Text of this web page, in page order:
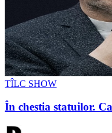
TÎLC SHOW
În chestia statuilor.